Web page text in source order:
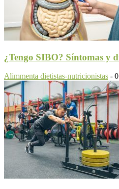
¿Tengo SIBO? Síntomas y
Alimmenta dietistas-nutricionistas -